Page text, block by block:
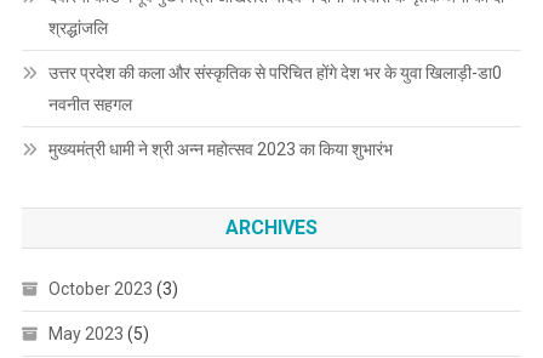
श्रद्धांजलि
उत्तर प्रदेश की कला और संस्कृतिक से परिचित होंगे देश भर के युवा खिलाड़ी-डा0
नवनीत सहगल
मुख्यमंत्री धामी ने श्री अन्न महोत्सव 2023 का किया शुभारंभ
ARCHIVES
October 2023 (3)
May 2023 (5)